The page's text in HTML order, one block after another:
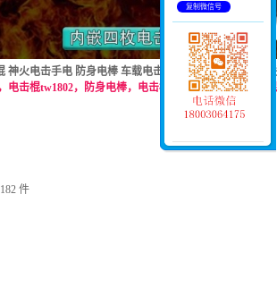
神火电击手电 防身电棒 车载电击棍 高压电击强光手电-联
电击棍tw1802，防身电棒，电击棍9000万伏，防身电击棍
件
复制微信号